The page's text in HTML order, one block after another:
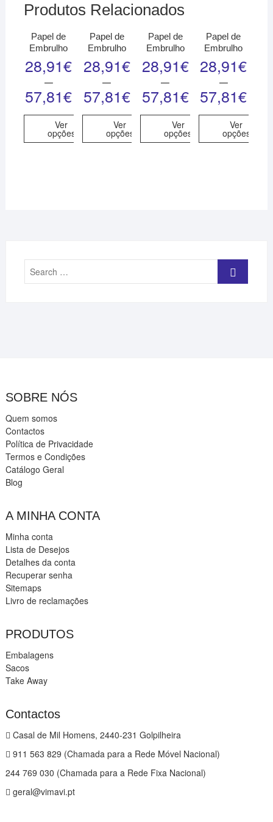
Produtos Relacionados
Papel de
Embrulho
28,91€
–
57,81€
Ver
opções
Papel de
Embrulho
28,91€
–
57,81€
Ver
opções
Papel de
Embrulho
28,91€
–
57,81€
Ver
opções
Papel de
Embrulho
28,91€
–
57,81€
Ver
opções
Search
SOBRE NÓS
Quem somos
Contactos
Política de Privacidade
Termos e Condições
Catálogo Geral
Blog
A MINHA CONTA
Minha conta
Lista de Desejos
Detalhes da conta
Recuperar senha
Sitemaps
Livro de reclamações
PRODUTOS
Embalagens
Sacos
Take Away
Contactos
Casal de Mil Homens, 2440-231 Golpilheira
911 563 829 (Chamada para a Rede Móvel Nacional)
244 769 030 (Chamada para a Rede Fixa Nacional)
geral@vimavi.pt